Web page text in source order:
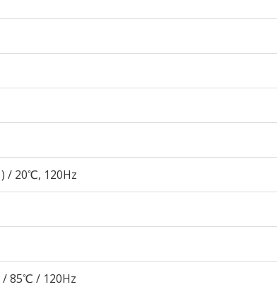
/ 20℃, 120Hz
/ 85℃ / 120Hz